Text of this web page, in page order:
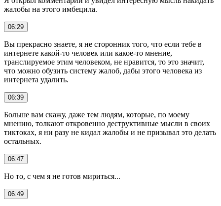
жалобы на этого имбецила.
06:29
Вы прекрасно знаете, я не сторонник того, что если тебе в
интернете какой-то человек или какое-то мнение,
транслируемое этим человеком, не нравится, то это значит,
что можно обузить систему жалоб, дабы этого человека из
интернета удалить.
06:39
Больше вам скажу, даже тем людям, которые, по моему
мнению, толкают откровенно деструктивные мысли в своих
тиктоках, я ни разу не кидал жалобы и не призывал это делать
остальных.
06:47
Но то, с чем я не готов мириться...
06:49